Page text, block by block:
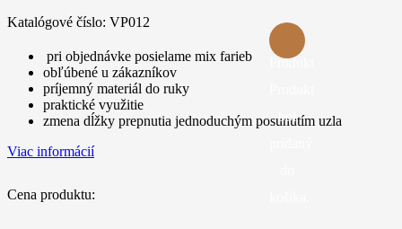
Produkt
bol
Katalógové číslo: VP012
pri objednávke posielame mix farieb
obľúbené u zákazníkov
príjemný materiál do ruky
praktické využitie
zmena dĺžky prepnutia jednoduchým posunutím uzla
Viac informácií
Cena produktu: